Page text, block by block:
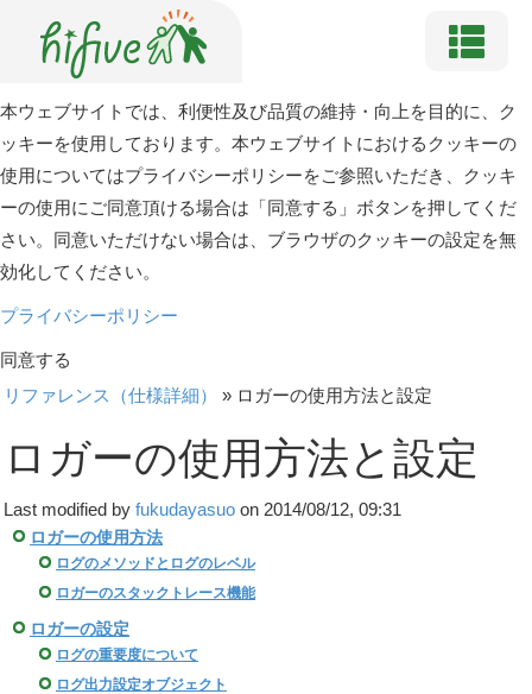
本ウェブサイトでは、利便性及び品質の維持・向上を目的に、ク
ッキーを使用しております。本ウェブサイトにおけるクッキーの
使用についてはプライバシーポリシーをご参照いただき、クッキ
ーの使用にご同意頂ける場合は「同意する」ボタンを押してくだ
さい。同意いただけない場合は、ブラウザのクッキーの設定を無
効化してください。
プライバシーポリシー
同意する
リファレンス（仕様詳細）
» ロガーの使用方法と設定
ロガーの使用方法と設定
Last modified by fukudayasuo on 2014/08/12, 09:31
ロガーの使用方法
ログのメソッドとログのレベル
ロガーのスタックトレース機能
ロガーの設定
ログの重要度について
ログ出力設定オブジェクト